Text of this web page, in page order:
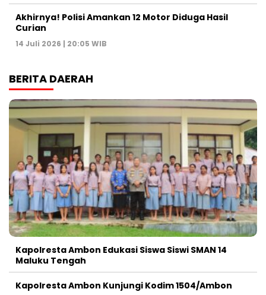
Akhirnya! Polisi Amankan 12 Motor Diduga Hasil
Curian
14 Juli 2026 | 20:05 WIB
BERITA DAERAH
Kapolresta Ambon Edukasi Siswa Siswi SMAN 14
Maluku Tengah
Kapolresta Ambon Kunjungi Kodim 1504/Ambon